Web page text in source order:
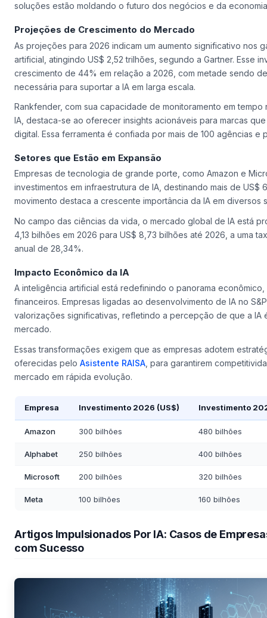
soluções estão moldando o futuro dos negócios e da
Projeções de Crescimento do Mercado
As projeções para 2026 indicam um aumento significativo nos
artificial, atingindo US$ 2,52 trilhões, segundo a Gartner. Esse
crescimento de 44% em relação a 2026, com metade sendo
necessária para suportar a IA em larga escala.
Rankfender, com sua capacidade de monitoramento em tempo
IA, destaca-se ao oferecer insights acionáveis para marcas
digital. Essa ferramenta é confiada por mais de 100 agências e
Setores que Estão em Expansão
Empresas de tecnologia de grande porte, como Amazon e
investimentos em infraestrutura de IA, destinando mais de US$
movimento destaca a crescente importância da IA em diversos
No campo das ciências da vida, o mercado global de IA está
4,13 bilhões em 2026 para US$ 8,73 bilhões até 2026, a uma
anual de 28,34%.
Impacto Econômico da IA
A inteligência artificial está redefinindo o panorama
financeiros. Empresas ligadas ao desenvolvimento de IA no
valorizações significativas, refletindo a percepção de que a IA
mercado.
Essas transformações exigem que as empresas adotem
oferecidas pelo Asistente RAISA , para garantirem
mercado em rápida evolução.
Empresa Investimento 2026 (US$) Investimento
Amazon 300 bilhões 480 bilhões
Alphabet 250 bilhões 400 bilhões
Microsoft 200 bilhões 320 bilhões
Meta 100 bilhões 160 bilhões
Artigos Impulsionados Por IA: Casos de
com Sucesso